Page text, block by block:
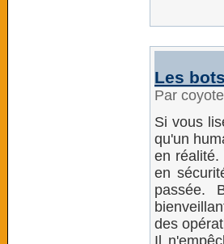
Les
Par
Si vous
qu'un
en réalité.
en
passée.
des
Il